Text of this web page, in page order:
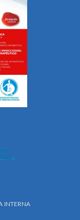
INTERNA